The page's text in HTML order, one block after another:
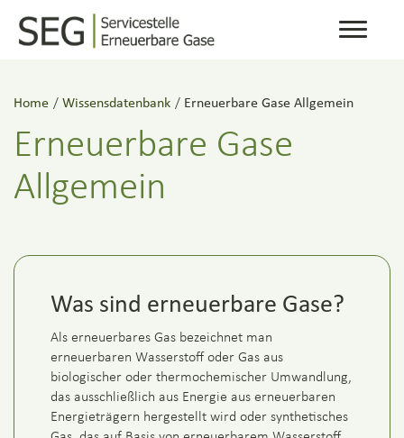
Toggle
Home / Wissensdatenbank / Erneuerbare Gase Allgemein
Erneuerbare Gase
Allgemein
Was sind erneuerbare Gase?
Als erneuerbares Gas bezeichnet man
erneuerbaren Wasserstoff oder Gas aus
biologischer oder thermochemischer Umwandlung,
das ausschließlich aus Energie aus erneuerbaren
Energieträgern hergestellt wird oder synthetisches